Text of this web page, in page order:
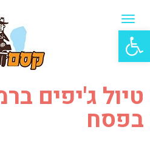
פתח סרגל נגישות
תפריט
טיול ג'יפים
בפסח